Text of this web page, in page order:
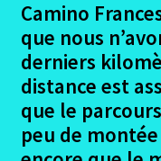
Valença le
Vidéo du
Valença Avis
Valença
Camino
que nous
derniers
distance est
que le
peu de